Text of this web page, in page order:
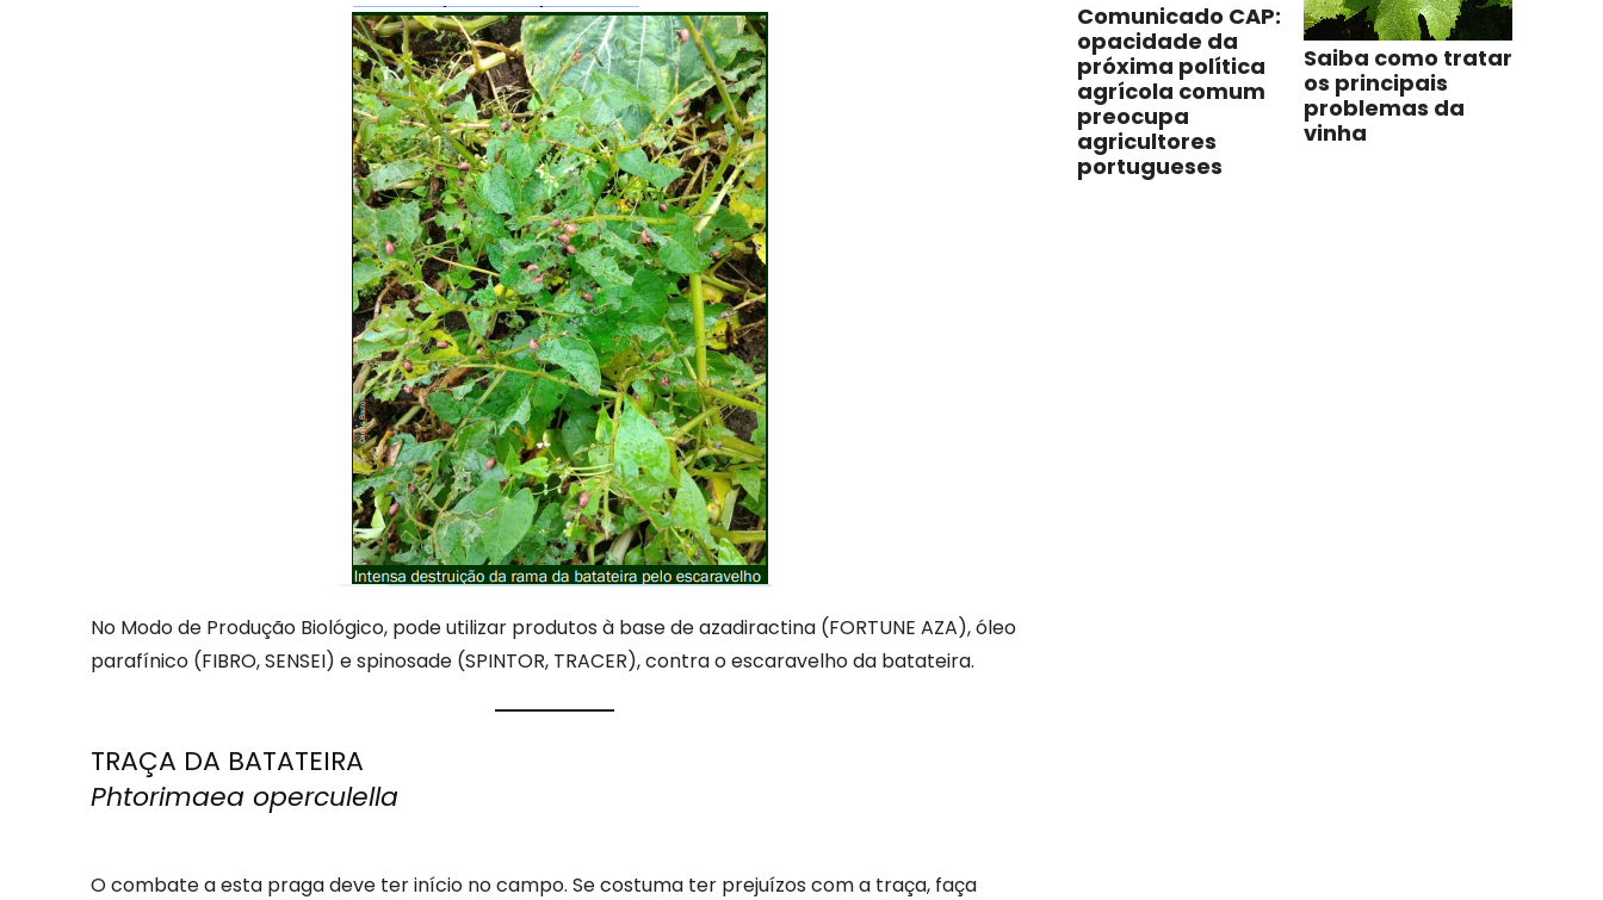
No Modo de Produção Biológico, pode utilizar produtos à base de azadiractina (FORTUNE AZA), óleo
parafínico (FIBRO, SENSEI) e spinosade (SPINTOR, TRACER), contra o escaravelho da batateira.
TRAÇA DA BATATEIRA
Phtorimaea operculella
O combate a esta praga deve ter início no campo. Se costuma ter prejuízos com a traça, faça
Comunicado CAP:
opacidade da
próxima política
agrícola comum
preocupa
agricultores
portugueses
Saiba como tratar
os principais
problemas da
vinha